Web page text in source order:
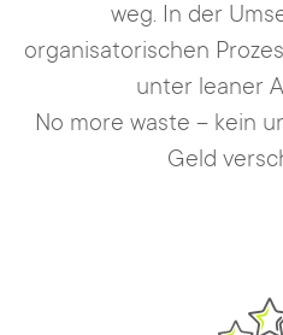
weg. In der
organisatorischen
unter leaner
No more waste – kein
Geld